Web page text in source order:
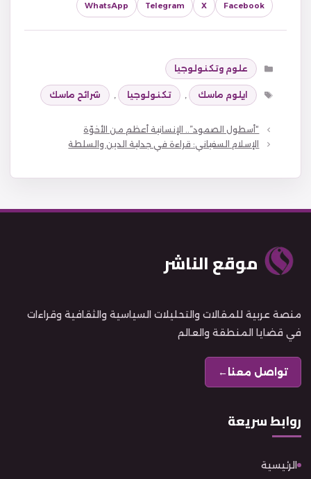
Facebook
X
Telegram
WhatsApp
التصنيفات
علوم وتكنولوجيا
الوسوم
ايلوم ماسك , تكنولوجيا , شرائح ماسك
“أسطول الصمود”.. الإنسانية أعظم من الأخوّة
الإسلام السفياني: قراءة في جدلية الدين والسلطة
موقع الناشر
منصة عربية للمقالات والتحليلات السياسية والثقافية وقراءات
في قضايا المنطقة والعالم
تواصل معنا ←
روابط سريعة
الرئيسية